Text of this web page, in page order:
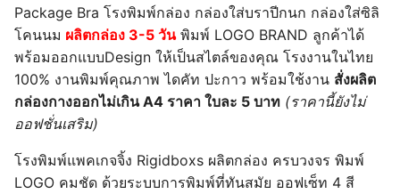
Package Bra โรงพิมพ์กล่อง กล่องใส่บราปีกนก กล่องใส่ซิลิ
โคนนม ผลิตกล่อง 3-5 วันพิมพ์ LOGO BRAND ลูกค้าได้
พร้อมออกแบบDesign ให้เป็นสไตล์ของคุณ โรงงานในไทย
100% งานพิมพ์คุณภาพ ไดคัท ปะกาว พร้อมใช้งาน สั่งผลิต
กล่องกางออกไม่เกิน A4 ราคา ใบละ 5 บาท (ราคานี้ยังไม่
ออฟชั่นเสริม)
โรงพิมพ์แพคเกจจิ้ง Rigidboxs ผลิตกล่อง ครบวงจร พิมพ์
LOGO คมชัด ด้วยระบบการพิมพ์ที่ทันสมัย ออฟเซ็ท 4 สี